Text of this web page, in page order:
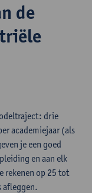
de
drie
academiejaar (als
je een goed
en aan elk
rekenen op 25 tot
afleggen.